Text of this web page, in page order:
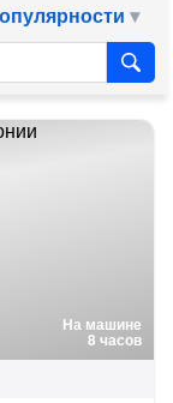
На машине
8 часов